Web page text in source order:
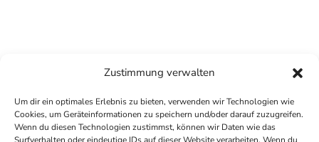
Zustimmung verwalten
Um dir ein optimales Erlebnis zu bieten, verwenden wir Technologien wie
Cookies, um Geräteinformationen zu speichern und/oder darauf zuzugreifen.
Wenn du diesen Technologien zustimmst, können wir Daten wie das